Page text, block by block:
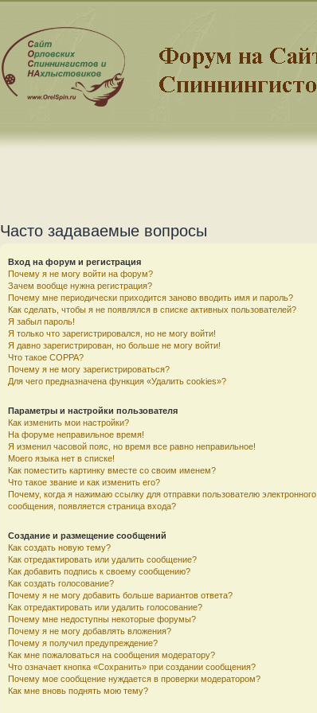
Часто задаваемые вопросы
Вход на форум и регистрация
Почему я не могу войти на форум?
Зачем вообще нужна регистрация?
Почему мне периодически приходится заново вводить имя и пароль?
Как сделать, чтобы я не появлялся в списке активных пользователей?
Я забыл пароль!
Я только что зарегистрировался, но не могу войти!
Я давно зарегистрирован, но больше не могу войти!
Что такое COPPA?
Почему я не могу зарегистрироваться?
Для чего предназначена функция «Удалить cookies»?
Параметры и настройки пользователя
Как изменить мои настройки?
На форуме неправильное время!
Я изменил часовой пояс, но время все равно неправильное!
Моего языка нет в списке!
Как поместить картинку вместе со своим именем?
Что такое звание и как изменить его?
Почему, когда я нажимаю ссылку для отправки пользователю электронного
сообщения, появляется страница входа?
Создание и размещение сообщений
Как создать новую тему?
Как отредактировать или удалить сообщение?
Как добавить подпись к своему сообщению?
Как создать голосование?
Почему я не могу добавить больше вариантов ответа?
Как отредактировать или удалить голосование?
Почему мне недоступны некоторые форумы?
Почему я не могу добавлять вложения?
Почему я получил предупреждение?
Как мне пожаловаться на сообщения модератору?
Что означает кнопка «Сохранить» при создании сообщения?
Почему мое сообщение нуждается в проверки модератором?
Как мне вновь поднять мою тему?